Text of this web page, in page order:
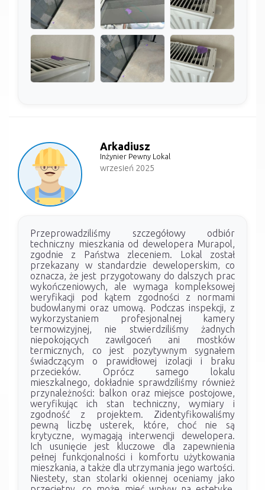
Arkadiusz
Inżynier Pewny Lokal
wrzesień 2025
Przeprowadziliśmy szczegółowy odbiór
techniczny mieszkania od dewelopera Murapol,
zgodnie z Państwa zleceniem. Lokal został
przekazany w standardzie deweloperskim, co
oznacza, że jest przygotowany do dalszych prac
wykończeniowych, ale wymaga kompleksowej
weryfikacji pod kątem zgodności z normami
budowlanymi oraz umową. Podczas inspekcji, z
wykorzystaniem profesjonalnej kamery
termowizyjnej, nie stwierdziliśmy żadnych
niepokojących zawilgoceń ani mostków
termicznych, co jest pozytywnym sygnałem
świadczącym o prawidłowej izolacji i braku
przecieków. Oprócz samego lokalu
mieszkalnego, dokładnie sprawdziliśmy również
przynależności: balkon oraz miejsce postojowe,
weryfikując ich stan techniczny, wymiary i
zgodność z projektem. Zidentyfikowaliśmy
pewną liczbę usterek, które, choć nie są
krytyczne, wymagają interwencji dewelopera.
Ich usunięcie jest kluczowe dla zapewnienia
pełnej funkcjonalności i komfortu użytkowania
mieszkania, a także dla utrzymania jego wartości.
Niestety, stan stolarki okiennej oceniamy jako